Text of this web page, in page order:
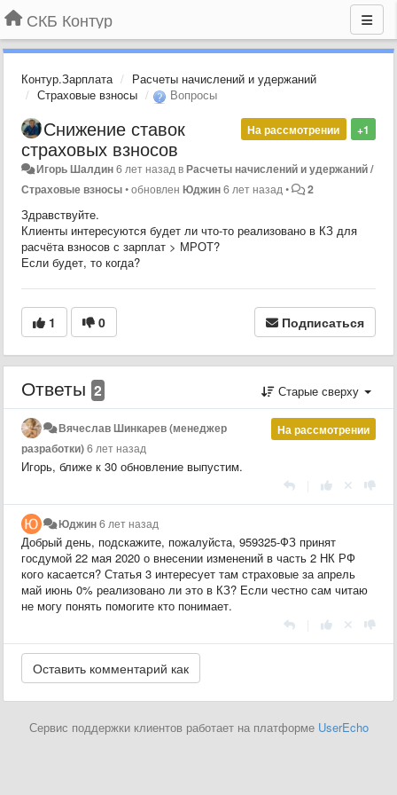
СКБ Контур
Контур.Зарплата
Расчеты начислений и удержаний
Страховые взносы
Вопросы
+1
На рассмотрении
Снижение ставок
страховых взносов
Игорь Шалдин6 лет назад вРасчеты начислений и удержаний /
Страховые взносы•обновлен Юджин6 лет назад • 2
Здравствуйте.
Клиенты интересуются будет ли что-то реализовано в КЗ для
расчёта взносов с зарплат > МРОТ?
Если будет, то когда?
1 0 Подписаться
Ответы 2 Старые сверху
На рассмотрении
Вячеслав Шинкарев (менеджер
разработки)6 лет назад
Игорь, ближе к 30 обновление выпустим.
Юджин6 лет назад
Добрый день, подскажите, пожалуйста, 959325-ФЗ принят
госдумой 22 мая 2020 о внесении изменений в часть 2 НК РФ
кого касается? Статья 3 интересует там страховые за апрель
май июнь 0% реализовано ли это в КЗ? Если честно сам читаю
не могу понять помогите кто понимает.
Сервис поддержки клиентов работает на платформе UserEcho